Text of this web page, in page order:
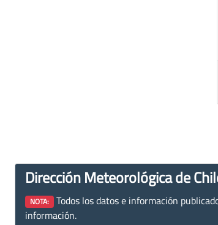
Dirección Meteorológica de
NOTA: Todos los datos e información
información.